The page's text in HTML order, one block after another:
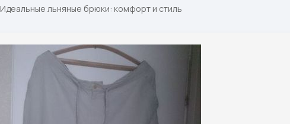
Идеальные льняные брюки: комфорт и стиль